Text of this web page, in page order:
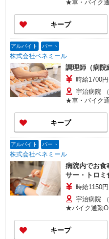
★車・バイク
キープ
アルバイト パート
株式会社ベネミール
調理師（病院
時給1700
宇治病院
★車・バイク
キープ
アルバイト パート
株式会社ベネミール
病院内でお
サー・トロミ
ます。時給1150
宇治病院
★バイク通勤
キープ